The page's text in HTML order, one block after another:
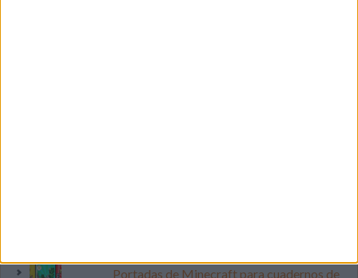
Portadas de Minecraft para cuadernos de